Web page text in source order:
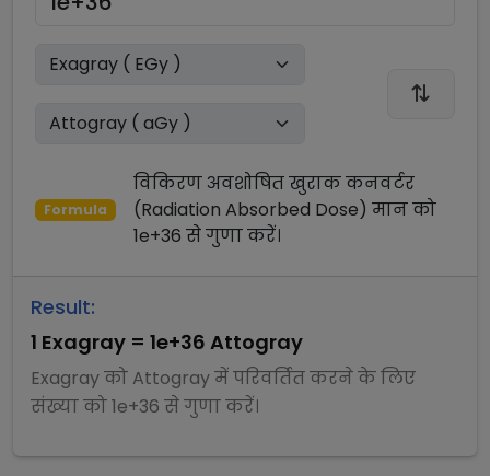
Formula
विकिरण अवशोषित खुराक कनवर्टर
(Radiation Absorbed Dose) मान को
1e+36 सेगुणाकरें।
Result:
1 Exagray = 1e+36 Attogray
Exagrayको Attograyमें परिवर्तित करने के लिए
संख्या को1e+36 सेगुणाकरें।